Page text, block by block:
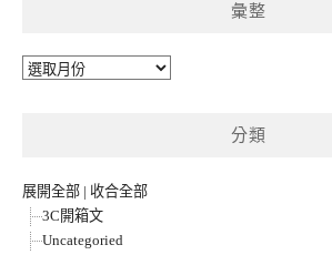
彙整
彙
分類
展開全部 | 收合全部
3C開箱文
Uncategoried